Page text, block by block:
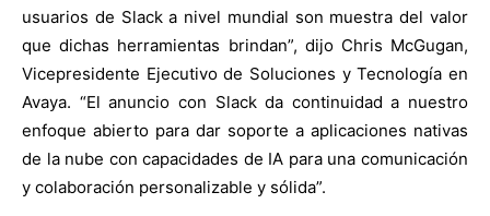
usuarios de Slack a nivel mundial son muestra del valor
que dichas herramientas brindan”, dijo Chris McGugan,
Vicepresidente Ejecutivo de Soluciones y Tecnología en
Avaya. “El anuncio con Slack da continuidad a nuestro
enfoque abierto para dar soporte a aplicaciones nativas
de la nube con capacidades de IA para una comunicación
y colaboración personalizable y sólida”.